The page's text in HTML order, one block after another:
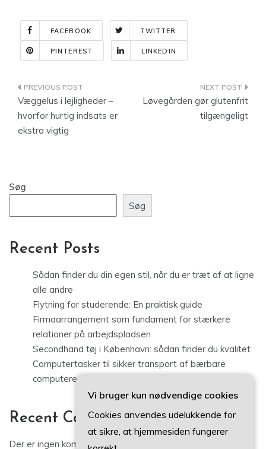
FACEBOOK TWITTER
PINTEREST LINKEDIN
Indlægsnavigation
Væggelus i lejligheder –
hvorfor hurtig indsats er
ekstra vigtig
Løvegården gør glutenfrit
tilgængeligt
Søg
Søg
Recent Posts
Sådan finder du din egen stil, når du er træt af at ligne
alle andre
Flytning for studerende: En praktisk guide
Firmaarrangement som fundament for stærkere
relationer på arbejdspladsen
Secondhand tøj i København: sådan finder du kvalitet
Computertasker til sikker transport af bærbare
computere og udstyr
Recent Comments
Der er ingen kommentarer at vise.
Vi bruger kun nødvendige cookies
Cookies anvendes udelukkende for
at sikre, at hjemmesiden fungerer